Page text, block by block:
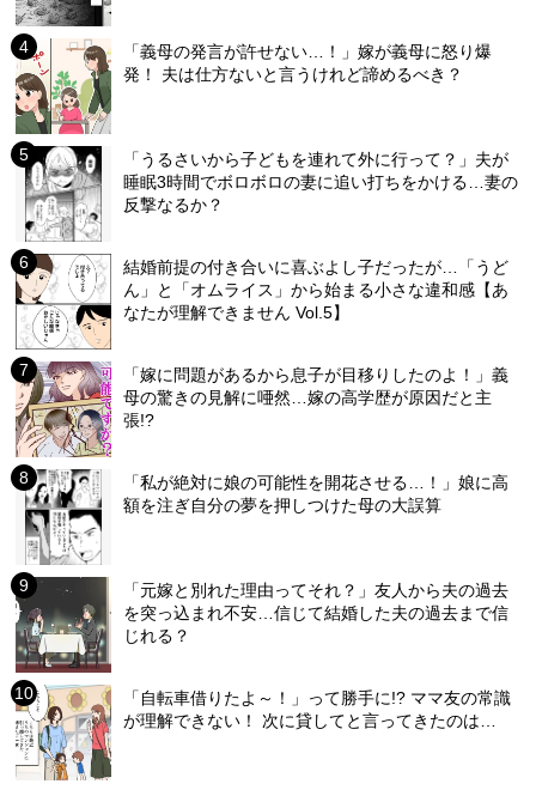
「義母の発言が許せない…！」嫁が義母に怒り爆
発！ 夫は仕方ないと言うけれど諦めるべき？
「うるさいから子どもを連れて外に行って？」夫が
睡眠3時間でボロボロの妻に追い打ちをかける…妻の
反撃なるか？
結婚前提の付き合いに喜ぶよし子だったが…「うど
ん」と「オムライス」から始まる小さな違和感【あ
なたが理解できません Vol.5】
「嫁に問題があるから息子が目移りしたのよ！」義
母の驚きの見解に唖然…嫁の高学歴が原因だと主
張!?
「私が絶対に娘の可能性を開花させる…！」娘に高
額を注ぎ自分の夢を押しつけた母の大誤算
「元嫁と別れた理由ってそれ？」友人から夫の過去
を突っ込まれ不安…信じて結婚した夫の過去まで信
じれる？
「自転車借りたよ～！」って勝手に!? ママ友の常識
が理解できない！ 次に貸してと言ってきたのは…